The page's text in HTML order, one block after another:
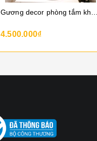
4.500.000₫